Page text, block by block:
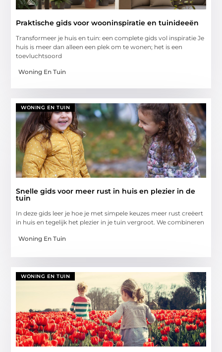
Praktische gids voor wooninspiratie en tuinideeën
Transformeer je huis en tuin: een complete gids vol inspiratie Je
huis is meer dan alleen een plek om te wonen; het is een
toevluchtsoord
Woning En Tuin
WONING EN TUIN
Snelle gids voor meer rust in huis en plezier in de
tuin
In deze gids leer je hoe je met simpele keuzes meer rust creëert
in huis en tegelijk het plezier in je tuin vergroot. We combineren
Woning En Tuin
WONING EN TUIN